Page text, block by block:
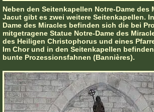
Neben den Seitenkapellen Notre-Dame des
Jacut gibt es zwei weitere Seitenkapellen.
Dame des Miracles befinden sich die bei
mitgetragene Statue Notre-Dame des
des Heiligen Christophorus und eines
Im Chor und in den Seitenkapellen
bunte Prozessionsfahnen (Bannières).